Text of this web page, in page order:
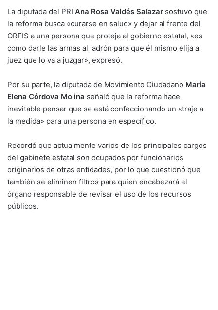
La diputada del PRI Ana Rosa Valdés Salazar sostuvo que
la reforma busca «curarse en salud» y dejar al frente del
ORFIS a una persona que proteja al gobierno estatal, «es
como darle las armas al ladrón para que él mismo elija al
juez que lo va a juzgar», expresó.
Por su parte, la diputada de Movimiento Ciudadano María
Elena Córdova Molina señaló que la reforma hace
inevitable pensar que se está confeccionando un «traje a
la medida» para una persona en específico.
Recordó que actualmente varios de los principales cargos
del gabinete estatal son ocupados por funcionarios
originarios de otras entidades, por lo que cuestionó que
también se eliminen filtros para quien encabezará el
órgano responsable de revisar el uso de los recursos
públicos.